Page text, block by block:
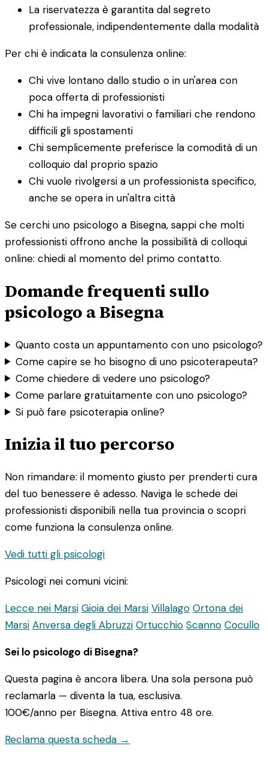
La riservatezza è garantita dal segreto
professionale, indipendentemente dalla modalità
Per chi è indicata la consulenza online:
Chi vive lontano dallo studio o in un'area con
poca offerta di professionisti
Chi ha impegni lavorativi o familiari che rendono
difficili gli spostamenti
Chi semplicemente preferisce la comodità di un
colloquio dal proprio spazio
Chi vuole rivolgersi a un professionista specifico,
anche se opera in un'altra città
Se cerchi uno psicologo a Bisegna, sappi che molti
professionisti offrono anche la possibilità di colloqui
online: chiedi al momento del primo contatto.
Domande frequenti sullo
psicologo a Bisegna
Quanto costa un appuntamento con uno psicologo?
Come capire se ho bisogno di uno psicoterapeuta?
Come chiedere di vedere uno psicologo?
Come parlare gratuitamente con uno psicologo?
Si può fare psicoterapia online?
Inizia il tuo percorso
Non rimandare: il momento giusto per prenderti cura
del tuo benessere è adesso. Naviga le schede dei
professionisti disponibili nella tua provincia o scopri
come funziona la consulenza online.
Vedi tutti gli psicologi
Psicologi nei comuni vicini:
Lecce nei Marsi Gioia dei Marsi Villalago Ortona dei
Marsi Anversa degli Abruzzi Ortucchio Scanno Cocullo
Sei lo psicologo di Bisegna?
Questa pagina è ancora libera. Una sola persona può
reclamarla — diventa la tua, esclusiva.
100€/anno per Bisegna. Attiva entro 48 ore.
Reclama questa scheda →